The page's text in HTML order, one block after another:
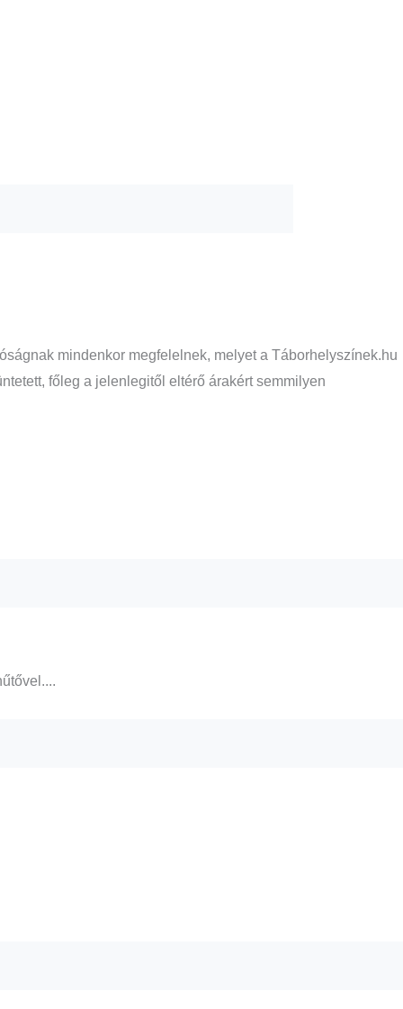
mindenkor megfelelnek, melyet a Táborhelyszínek.hu
főleg a jelenlegitől eltérő árakért semmilyen